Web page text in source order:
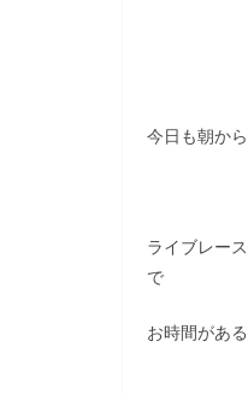
今日も朝か
ライブレー
で
お時間があ